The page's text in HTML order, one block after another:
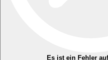
Es ist ein Fehler